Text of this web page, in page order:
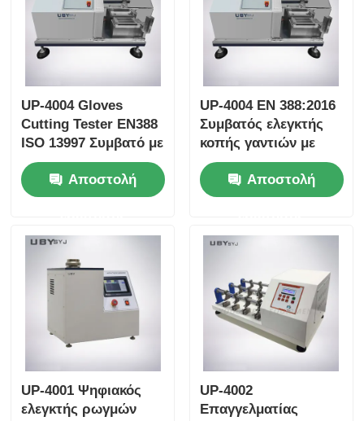
UP-4004 Gloves
Cutting Tester EN388
ISO 13997 Συμβατό με
5N~50N ρυθμιζόμενο
δοκιμαστικό φορτίο
και αισθητήρα πίεσης
Αποστολή
UP-4004 EN 388:2016
Συμβατός ελεγκτής
κοπής γαντιών με
ρυθμιζόμενο φορτίο
5N~50N και
αισθητήρα πίεσης
Αποστολή
UP-4001 Ψηφιακός
ελεγκτής ρωγμών
UP-4002
Επαγγελματίας